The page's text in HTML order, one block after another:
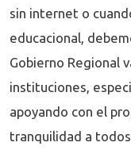
sin internet o
educacional,
Gobierno Regional
instituciones,
apoyando con el
tranquilidad a